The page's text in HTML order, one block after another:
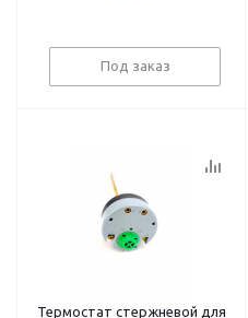
Под заказ
Термостат стержневой для